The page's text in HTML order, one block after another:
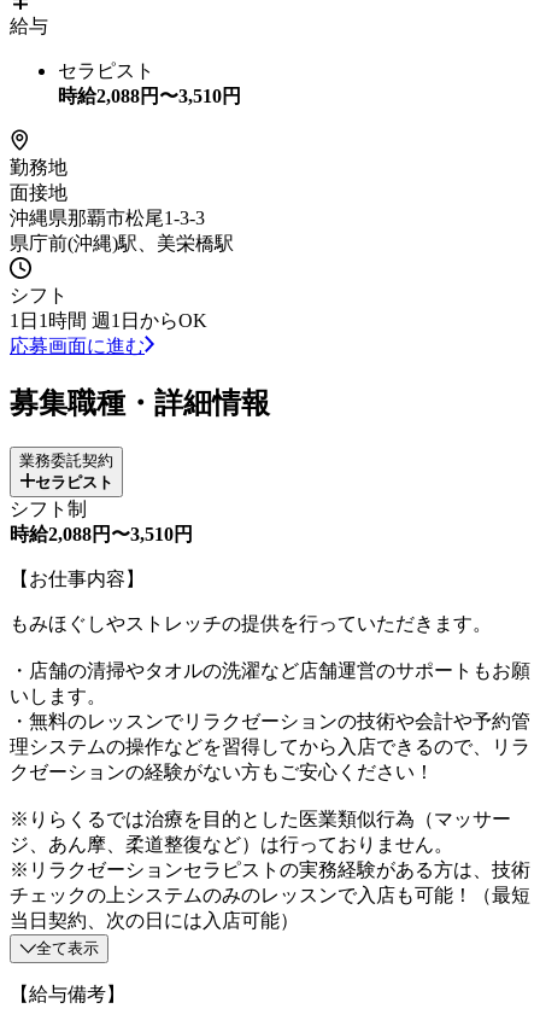
給与
セラピスト
時給2,088円〜3,510円
勤務地
面接地
沖縄県那覇市松尾1-3-3
県庁前(沖縄)駅、美栄橋駅
シフト
1日1時間 週1日からOK
応募画面に進む
募集職種・詳細情報
業務委託契約
セラピスト
シフト制
時給2,088円〜3,510円
【お仕事内容】
もみほぐしやストレッチの提供を行っていただきます。
・店舗の清掃やタオルの洗濯など店舗運営のサポートもお願
いします。
・無料のレッスンでリラクゼーションの技術や会計や予約管
理システムの操作などを習得してから入店できるので、リラ
クゼーションの経験がない方もご安心ください！
※りらくるでは治療を目的とした医業類似行為（マッサー
ジ、あん摩、柔道整復など）は行っておりません。
※リラクゼーションセラピストの実務経験がある方は、技術
チェックの上システムのみのレッスンで入店も可能！（最短
当日契約、次の日には入店可能）
全て表示
【給与備考】